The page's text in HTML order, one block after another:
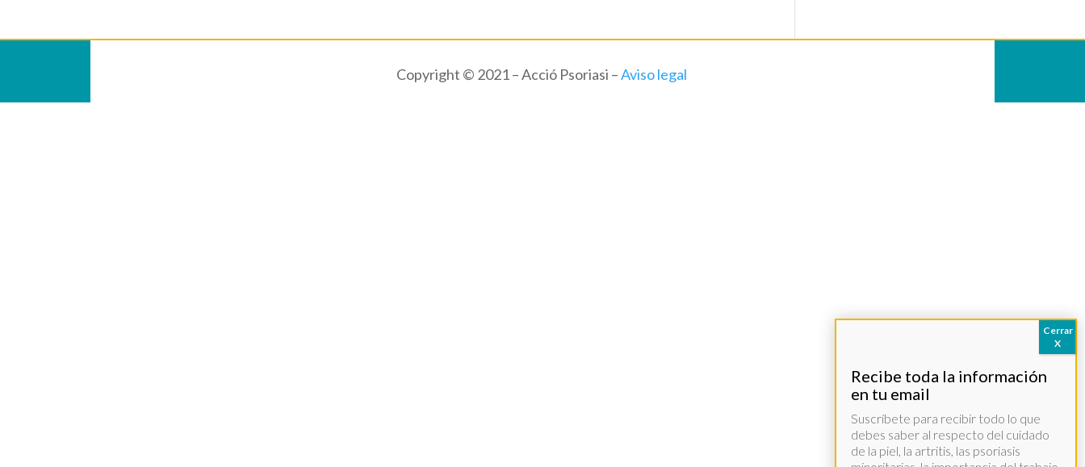
Copyright © 2021 – Acció Psoriasi –Aviso legal
Suscríbete para recibir todo lo que
debes saber al respecto del cuidado
de la piel, la artritis, las psoriasis